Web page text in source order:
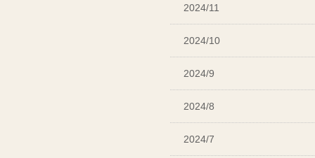
2024/11
2024/10
2024/9
2024/8
2024/7